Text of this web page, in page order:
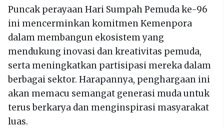
Puncak perayaan Hari Sumpah Pemuda ke-96
ini mencerminkan komitmen Kemenpora
dalam membangun ekosistem yang
mendukung inovasi dan kreativitas pemuda,
serta meningkatkan partisipasi mereka dalam
berbagai sektor. Harapannya, penghargaan ini
akan memacu semangat generasi muda untuk
terus berkarya dan menginspirasi masyarakat
luas.